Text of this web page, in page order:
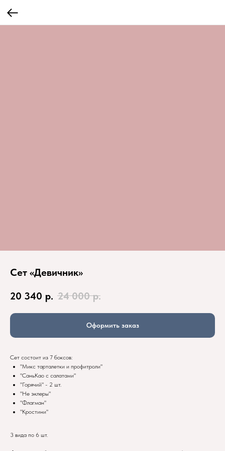
Сет «Девичник»
20 340 р. 24 000 р.
Оформить заказ
Сет состоит из 7 боксов:
"Микс тарталетки и профитроли"
"СаньКао с салатами"
"Горячий" - 2 шт.
"Не эклеры"
"Флагман"
"Кростини"
3 вида по 6 шт.